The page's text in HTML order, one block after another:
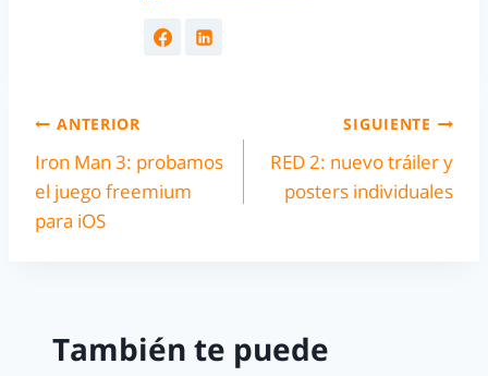
ANTERIOR
Iron Man 3: probamos
el juego freemium
para iOS
SIGUIENTE
RED 2: nuevo tráiler y
posters individuales
También te puede